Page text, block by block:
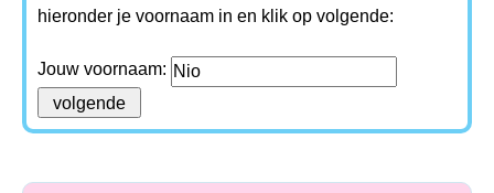
hieronder je voornaam in en klik op volgende:
Jouw voornaam: